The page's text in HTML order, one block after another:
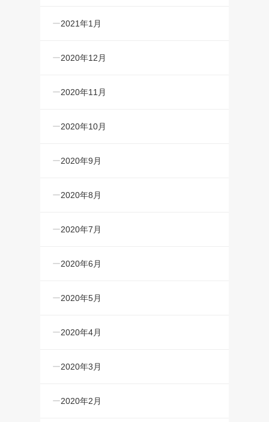
2021年1月
2020年12月
2020年11月
2020年10月
2020年9月
2020年8月
2020年7月
2020年6月
2020年5月
2020年4月
2020年3月
2020年2月